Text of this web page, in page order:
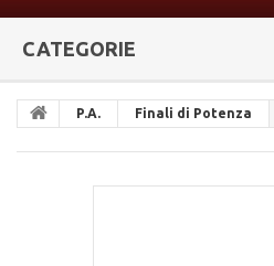
CATEGORIE
P.A. Finali di Potenza